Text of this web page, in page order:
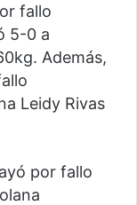
fallo
5-0 a
Además,
Leidy Rivas
por fallo